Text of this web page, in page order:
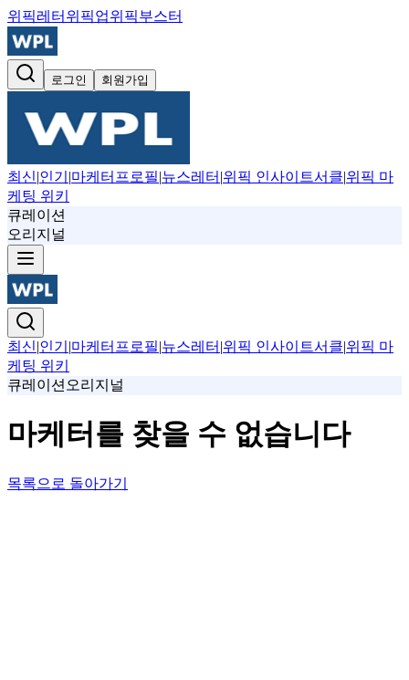
위픽레터 위픽업위픽부스터
로그인 회원가입
최신|인기 |마케터프로필|뉴스레터 |위픽 인사이트서클|위픽 마
케팅 위키
큐레이션
오리지널
최신|인기 |마케터프로필|뉴스레터 |위픽 인사이트서클|위픽 마
케팅 위키
큐레이션 오리지널
마케터를 찾을 수 없습니다
목록으로 돌아가기